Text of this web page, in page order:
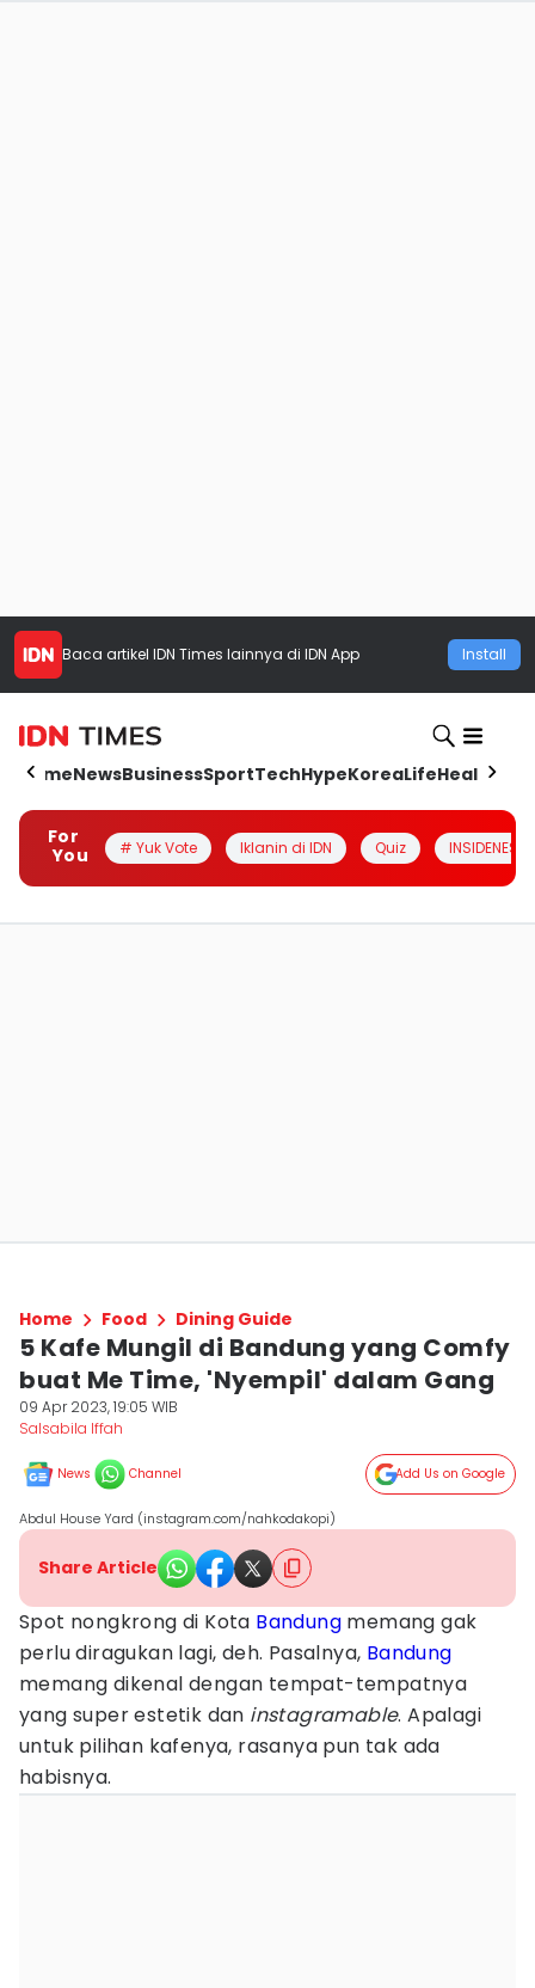
Baca artikel IDN Times lainnya di IDN App Install
HomeNewsBusinessSportTechHypeKoreaLifeHealth
For
You
# Yuk Vote Iklanin di IDN Quiz INSIDENESIA
Home Food Dining Guide
5 Kafe Mungil di Bandung yang Comfy
buat Me Time, 'Nyempil' dalam Gang
09 Apr 2023, 19:05 WIB
Salsabila Iffah
News Channel Add Us on Google
Abdul House Yard (instagram.com/nahkodakopi)
Share Article
Spot nongkrong di Kota Bandung memang gak
perlu diragukan lagi, deh. Pasalnya, Bandung
memang dikenal dengan tempat-tempatnya
yang super estetik dan instagramable. Apalagi
untuk pilihan kafenya, rasanya pun tak ada
habisnya.